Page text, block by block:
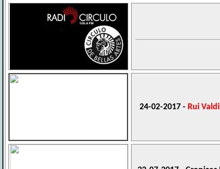
24-02-2017 - Rui